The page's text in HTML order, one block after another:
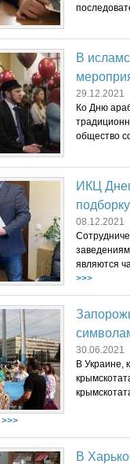
В
29.12.2021
Ко Дню
общество
ИКЦ
08.12.2021
являются
>>>
30.06.2021
В Украине,
>>>
В